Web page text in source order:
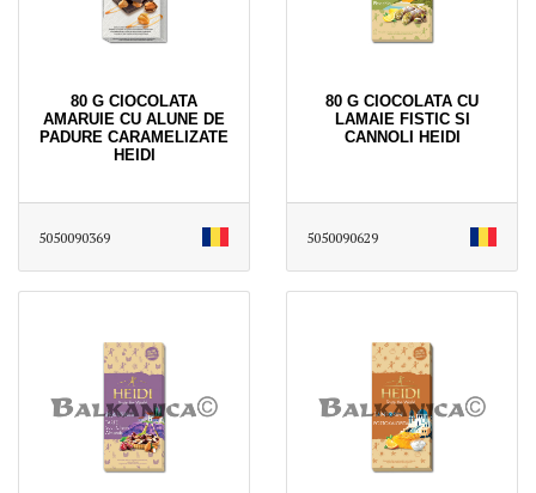
80 G CIOCOLATA
AMARUIE CU ALUNE DE
PADURE CARAMELIZATE
HEIDI
5050090369
80 G CIOCOLATA CU
LAMAIE FISTIC SI
CANNOLI HEIDI
5050090629